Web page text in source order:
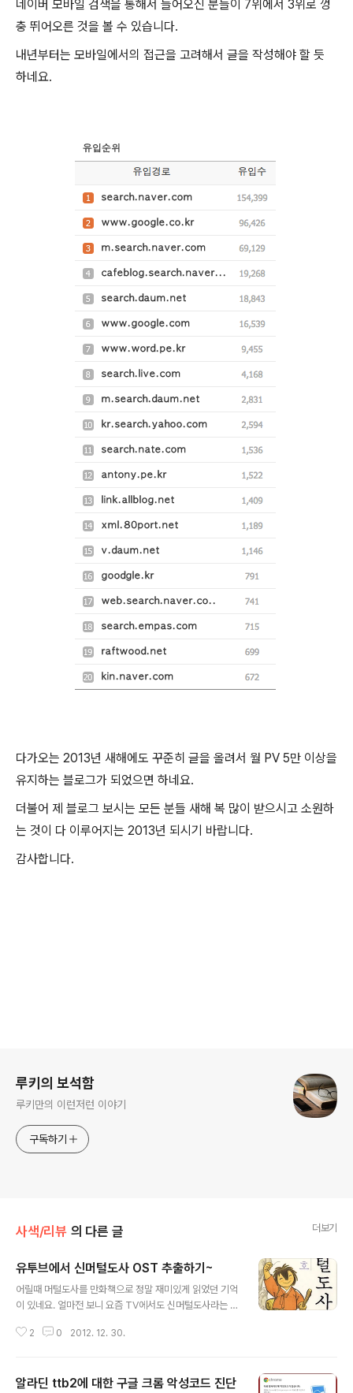
네이버 모바일 검색을 통해서 들어오신 분들이 7위에서 3위로 껑
충 뛰어오른 것을 볼 수 있습니다.
내년부터는 모바일에서의 접근을 고려해서 글을 작성해야 할 듯
하네요.
다가오는 2013년 새해에도 꾸준히 글을 올려서 월 PV 5만 이상을
유지하는 블로그가 되었으면 하네요.
더불어 제 블로그 보시는 모든 분들 새해 복 많이 받으시고 소원하
는 것이 다 이루어지는 2013년 되시기 바랍니다.
감사합니다.
루키의 보석함
루키만의 이런저런 이야기
구독하기
사색/리뷰 의 다른 글 더보기
유투브에서 신머털도사 OST 추출하기~
어릴때 머털도사를 만화책으로 정말 재미있게 읽었던 기억
이 있네요. 얼마전 보니 요즘 TV에서도 신머털도사라는 프
요.. ^^ 유투브에도 "신머털도사"로 검색하니 현재 10화까
서 유투브에서 직접 MP3로 변환해 보기로 했습니다. 찾아
2 0 2012. 12. 30.
알라딘 ttb2에 대한 구글 크롬 악성코드 진단